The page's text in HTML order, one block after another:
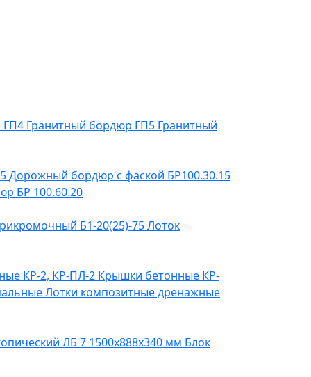
ГП4 Гранитный бордюр ГП5 Гранитный
Дорожный бордюр с фаской БР100.30.15
БР 100.60.20
Б1-20(25)-75Лоток
КР-2, КР-ПЛ-2 Крышки бетонные КР-
Лотки композитные дренажные
ЛБ 7 1500х888х340 мм Блок